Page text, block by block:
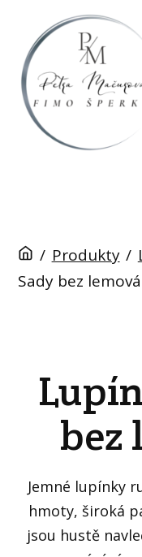
/ Produkty /
Sady bez
bez
Jemné lupínky
hmoty, široká
jsou hustě